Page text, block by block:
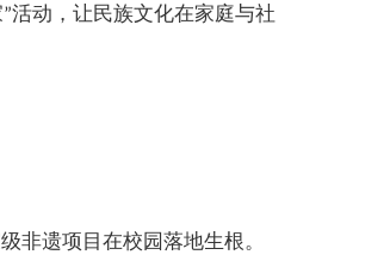
”活动，让民族文化在家庭与社
非遗项目在校园落地生根。